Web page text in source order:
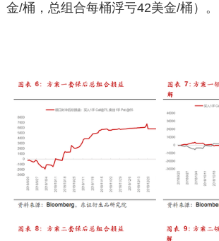
金/桶，总组合每桶浮亏42美金/桶）。